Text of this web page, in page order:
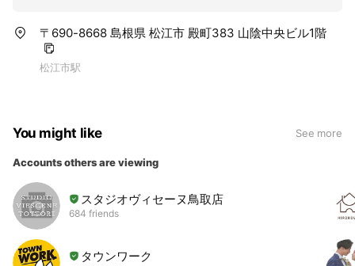
〒690-8668 島根県 松江市 殿町383 山陰中央ビル1階
松江市駅
You might like See more
Accounts others are viewing
スタジオヴィセーヌ鳥取店
684 friends
タウンワーク